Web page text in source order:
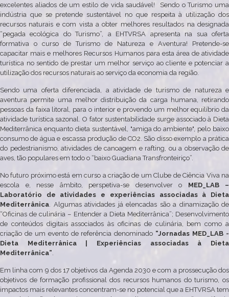
excelentes aliados de um estilo de vida saudável! Sendo o Turismo uma
indústria que se pretende sustentável no que respeita à utilização dos
recursos naturais e com vista a obter melhores resultados na designada
“pegada ecológica do Turismo”, a EHTVRSA apresenta na sua oferta
formativa o curso de Turismo de Natureza e Aventura! Pretende-se
capacitar mais e melhores Recursos Humanos para esta área de atividade
turística no sentido de prestar um melhor serviço ao cliente e potenciar a
utilização dos recursos naturais ao serviço da economia da região.
Sendo uma oferta diferenciada, a atividade de turismo de natureza e
aventura permite uma melhor distribuição da carga humana, retirando
pessoas da faixa litoral, para o interior e provendo um melhor equilíbrio da
atividade turística sazonal. O fator sustentabilidade surge associado à Dieta
Mediterrânica enquanto dieta sustentável, "amiga do ambiente", pelo baixo
consumo de água e escassa produção de CO2. São disso exemplo a prática
do pedestrianismo, atividades de canoagem e rafting, ou a observação de
aves, tão populares em todo o “baixo Guadiana Transfronteiriço”.
No futuro próximo está em curso a criação de um Clube de Ciência Viva na
escola e, nesse âmbito, perspetiva-se desenvolver o MED_LAB –
Laboratório de atividades e experiências associadas à Dieta
Mediterrânica . Algumas atividades já elencadas são a dinamização de
“Oficinas de culinária – Entender a Dieta Mediterrânica”; Desenvolvimento
de conteúdos digitais associados às oficinas de culinária, bem como a
criação de um evento de referência denominado “Jornadas MED_LAB -
Dieta Mediterrânica | Experiências associadas à Dieta
Mediterrânica”
Em linha com 9 dos 17 objetivos da Agenda 2030 e com a prossecução dos
objetivos de formação profissional dos recursos humanos do turismo, os
impactos mais relevantes concentram-se no potencial que a EHTVRSA tem